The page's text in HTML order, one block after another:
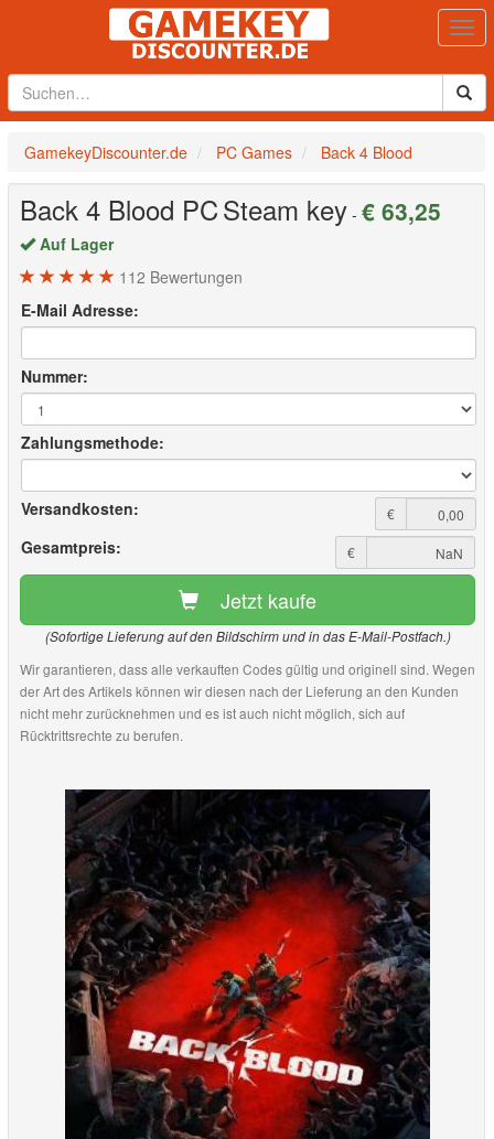
GamekeyDiscounter.de PC Games Back 4 Blood
Back 4 Blood PCSteam key - € 63,25
Auf Lager
112 Bewertungen
E-Mail Adresse:
Nummer:
Zahlungsmethode:
Versandkosten: €
Gesamtpreis: €
Jetzt kaufe
(Sofortige Lieferung auf den Bildschirm und in das E-Mail-Postfach.)
Wir garantieren, dass alle verkauften Codes gültig und originell sind. Wegen
der Art des Artikels können wir diesen nach der Lieferung an den Kunden
nicht mehr zurücknehmen und es ist auch nicht möglich, sich auf
Rücktrittsrechte zu berufen.